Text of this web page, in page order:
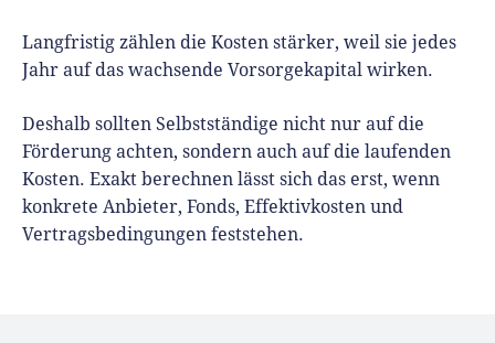
Langfristig zählen die Kosten stärker, weil sie jedes
Jahr auf das wachsende Vorsorgekapital wirken.
Deshalb sollten Selbstständige nicht nur auf die
Förderung achten, sondern auch auf die laufenden
Kosten. Exakt berechnen lässt sich das erst, wenn
konkrete Anbieter, Fonds, Effektivkosten und
Vertragsbedingungen feststehen.